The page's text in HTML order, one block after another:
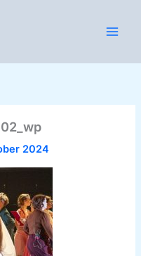
2024